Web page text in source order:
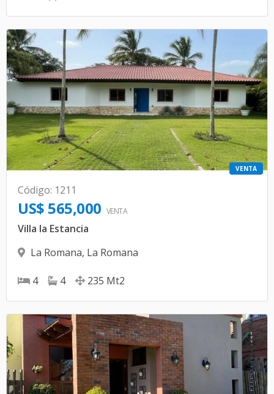
VENTA
Código: 1211
US$ 565,000 VENTA
Villa la Estancia
La Romana, La Romana
4 4 235 Mt2